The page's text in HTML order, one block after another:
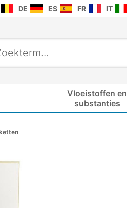
DE ES FR IT
Vloeistoffen en
substanties